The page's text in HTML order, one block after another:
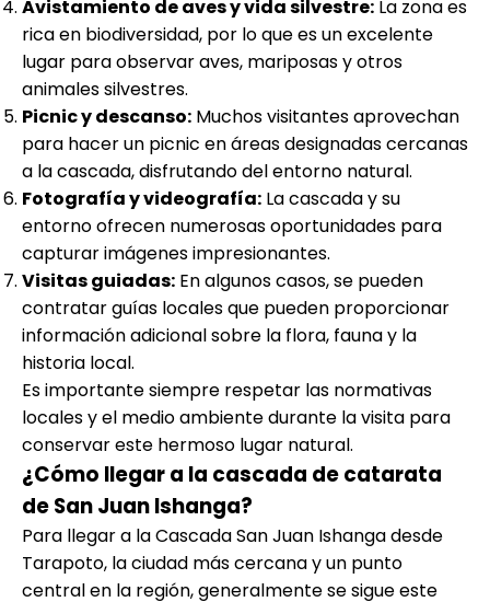
Avistamiento de aves y vida silvestre: La zona es
rica en biodiversidad, por lo que es un excelente
lugar para observar aves, mariposas y otros
animales silvestres.
Picnic y descanso: Muchos visitantes aprovechan
para hacer un picnic en áreas designadas cercanas
a la cascada, disfrutando del entorno natural.
Fotografía y videografía: La cascada y su
entorno ofrecen numerosas oportunidades para
capturar imágenes impresionantes.
Visitas guiadas: En algunos casos, se pueden
contratar guías locales que pueden proporcionar
información adicional sobre la flora, fauna y la
historia local.
Es importante siempre respetar las normativas
locales y el medio ambiente durante la visita para
conservar este hermoso lugar natural.
¿Cómo llegar a la cascada de catarata
de San Juan Ishanga?
Para llegar a la Cascada San Juan Ishanga desde
Tarapoto, la ciudad más cercana y un punto
central en la región, generalmente se sigue este